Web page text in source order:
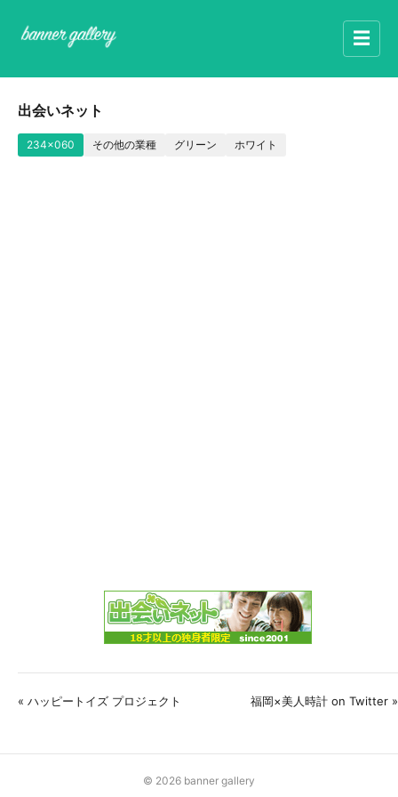
☰
出会いネット
234x060 その他の業種 グリーン ホワイト
« ハッピートイズ プロジェクト 福岡×美人時計 on Twitter »
© 2026 banner gallery